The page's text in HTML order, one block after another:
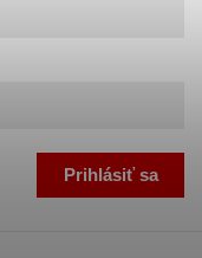
Prihlásiť sa